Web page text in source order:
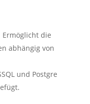
Ermöglicht die
abhängig von
und Postgre